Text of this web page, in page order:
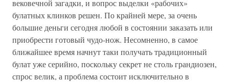
вековечной загадки, и вопрос выделки «рабочих»
булатных клинков решен. По крайней мере, за очень
большие деньги сегодня любой в состоянии заказать или
приобрести готовый чудо-нож. Несомненно, в самое
ближайшее время начнут таки получать традиционный
булат уже серийно, поскольку секрет не столь грандиозен,
спрос велик, а проблема состоит исключительно в